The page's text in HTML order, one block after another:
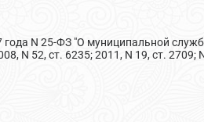
N 25-ФЗ "О муниципальной
N 52, ст. 6235; 2011, N 19, ст.